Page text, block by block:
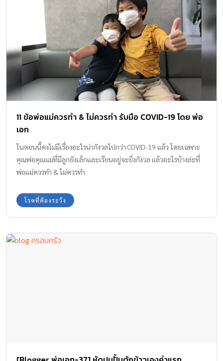
11 ข้อพ่อแม่ควรทำ & ไม่ควรทำ รับมือ COVID-19 โดย พ่อ
เอก
ในตอนนี้คงไม่มีเรื่องอะไรน่ากังวลไปกว่า COVID-19 แล้ว โดยเฉพาะ
คุณพ่อคุณแม่ที่มีลูกยังเล็กและเรียนอยู่จะยิ่งกังวล แล้วอะไรบ้างล่ะที่
พ่อแม่ควรทำ & ไม่ควรทำ
โรคที่ต้องระวัง